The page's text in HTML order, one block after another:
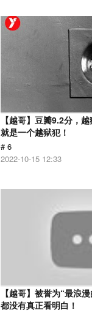
【越哥】豆瓣9.2分，
就是一个越狱犯！
# 6
2022-10-15 12:33
【越哥】被誉为“最浪
都没有真正看明白！